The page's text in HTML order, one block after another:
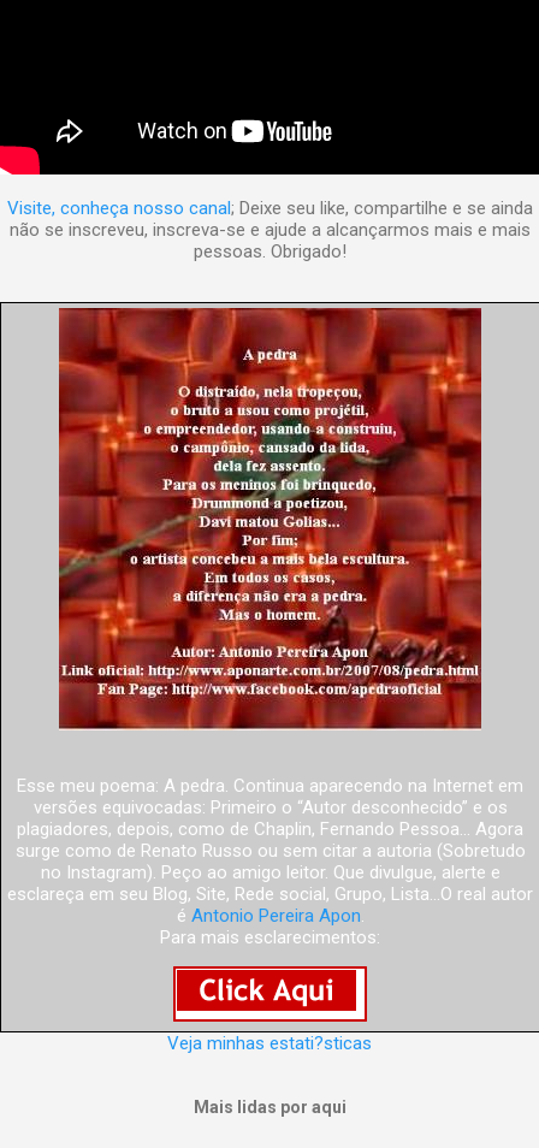
Visite, conheça nosso canal; Deixe seu like, compartilhe e se ainda
não se inscreveu, inscreva-se e ajude a alcançarmos mais e mais
pessoas. Obrigado!
Esse meu poema: A pedra. Continua aparecendo na Internet em
versões equivocadas: Primeiro o “Autor desconhecido” e os
plagiadores, depois, como de Chaplin, Fernando Pessoa... Agora
surge como de Renato Russo ou sem citar a autoria (Sobretudo
no Instagram). Peço ao amigo leitor. Que divulgue, alerte e
esclareça em seu Blog, Site, Rede social, Grupo, Lista...O real autor
é Antonio Pereira Apon.
Para mais esclarecimentos:
Veja minhas estati?sticas
Mais lidas por aqui